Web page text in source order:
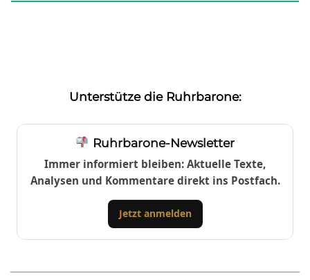
Unterstütze die Ruhrbarone:
Ruhrbarone-Newsletter
Immer informiert bleiben: Aktuelle Texte,
Analysen und Kommentare direkt ins Postfach.
Jetzt anmelden